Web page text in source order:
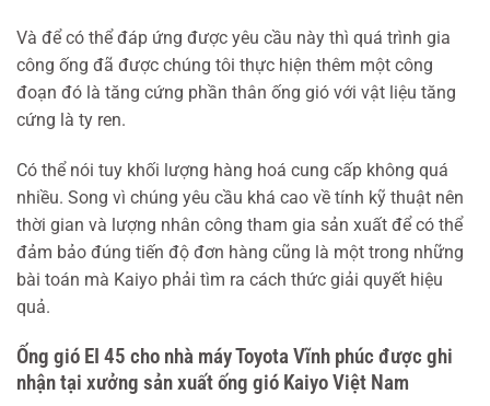
Và để có thể đáp ứng được yêu cầu này thì quá trình gia
công ống đã được chúng tôi thực hiện thêm một công
đoạn đó là tăng cứng phần thân ống gió với vật liệu tăng
cứng là ty ren.
Có thể nói tuy khối lượng hàng hoá cung cấp không quá
nhiều. Song vì chúng yêu cầu khá cao về tính kỹ thuật nên
thời gian và lượng nhân công tham gia sản xuất để có thể
đảm bảo đúng tiến độ đơn hàng cũng là một trong những
bài toán mà Kaiyo phải tìm ra cách thức giải quyết hiệu
quả.
Ống gió EI 45 cho nhà máy Toyota Vĩnh phúc được ghi
nhận tại xưởng sản xuất ống gió Kaiyo Việt Nam